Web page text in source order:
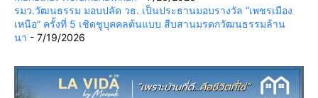
รมว.วัฒนธรรม มอบปลัด วธ. เป็นประธานมอบรางวัล “เพชรเมือง
เหนือ” ครั้งที่ 5 เชิดชูบุคคลต้นแบบ สืบสานมรดกวัฒนธรรมล้าน
นา - 7/19/2026